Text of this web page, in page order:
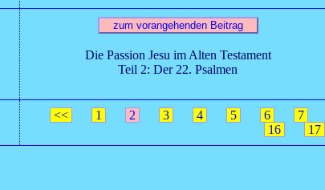
Die Passion Jesu im Alten Testament
Teil 2: Der 22. Psalmen
<< 1 2 3 4 5 6 7
16
17